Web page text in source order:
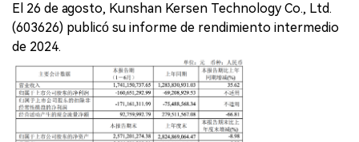
El 26 de agosto, Kunshan Kersen Technology Co., Ltd.
(603626) publicó su informe de rendimiento intermedio
de 2024.